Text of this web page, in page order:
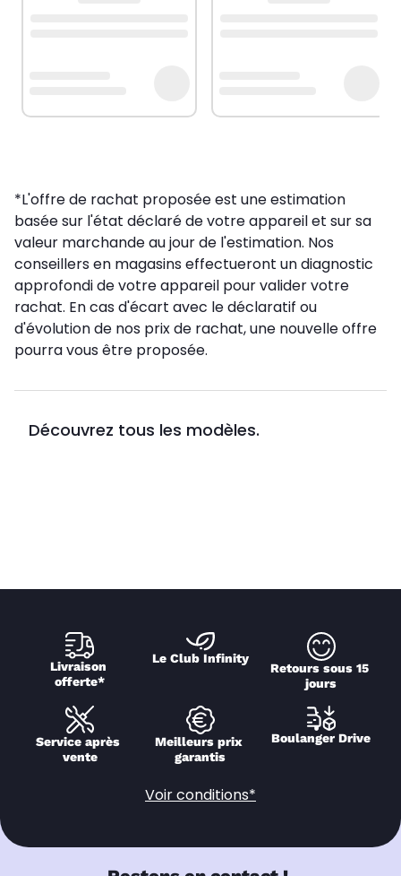
*L'offre de rachat proposée est une estimation
basée sur l'état déclaré de votre appareil et sur sa
valeur marchande au jour de l'estimation. Nos
conseillers en magasins effectueront un diagnostic
approfondi de votre appareil pour valider votre
rachat. En cas d'écart avec le déclaratif ou
d'évolution de nos prix de rachat, une nouvelle offre
pourra vous être proposée.
Découvrez tous les modèles.
Livraison
offerte*
Le Club Infinity
Retours sous 15
jours
Service après
vente
Meilleurs prix
garantis
Boulanger Drive
Voir conditions*